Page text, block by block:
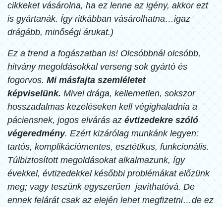
cikkeket vásárolna, ha ez lenne az igény, akkor ezt
is gyártanák. Így ritkábban vásárolhatna…igaz
drágább, minőségi árukat.)
Ez a trend a fogászatban is! Olcsóbbnál olcsóbb,
hitvány megoldásokkal verseng sok gyártó és
fogorvos. Mi másfajta szemléletet
képviselünk. Mivel drága, kellemetlen, sokszor
hosszadalmas kezeléseken kell végighaladnia a
páciensnek, jogos elvárás az évtizedekre szóló
végeredmény. Ezért kizárólag munkánk legyen:
tartós, komplikációmentes, esztétikus, funkcionális.
Túlbiztosított megoldásokat alkalmazunk, így
évekkel, évtizedekkel későbbi problémákat előzünk
meg; vagy teszünk egyszerűen javíthatóvá. De
ennek felárát csak az elején lehet megfizetni…de ez